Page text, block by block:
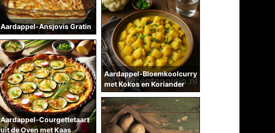
Aardappel-Ansjovis Gratin
Aardappel-Bloemkoolcurry
met Kokos en Koriander
Aardappel-Courgettetaart
uit de Oven met Kaas